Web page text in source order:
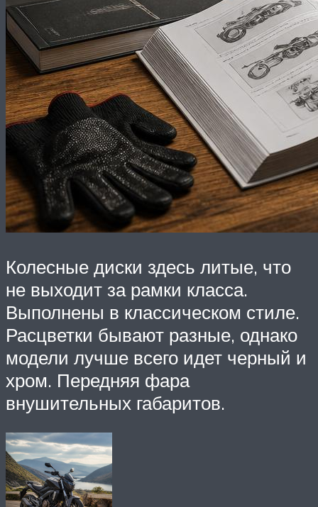
Колесные диски здесь литые, что
не выходит за рамки класса.
Выполнены в классическом стиле.
Расцветки бывают разные, однако
модели лучше всего идет черный и
хром. Передняя фара
внушительных габаритов.